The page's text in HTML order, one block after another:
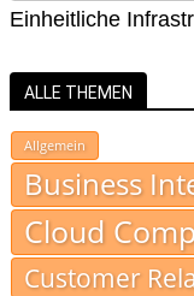
Einheitliche
ALLE THEMEN
Allgemein
Business
Cloud
Customer